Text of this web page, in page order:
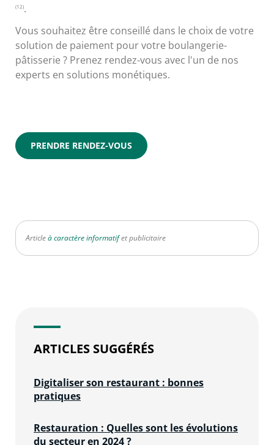
(12).
Vous souhaitez être conseillé dans le choix de votre
solution de paiement pour votre boulangerie-
pâtisserie ? Prenez rendez-vous avec l'un de nos
experts en solutions monétiques.
PRENDRE RENDEZ-VOUS
Articleà caractère informatifet publicitaire
ARTICLES SUGGÉRÉS
Digitaliser son restaurant : bonnes
pratiques
Restauration : Quelles sont les évolutions
du secteur en 2024 ?